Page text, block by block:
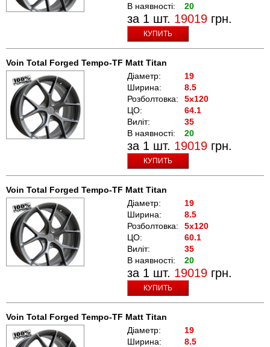
В наявності:
20
за 1 шт. 19019 грн.
КУПИТЬ
Voin Total Forged Tempo-TF Matt Titan
Діаметр:
19
Ширина:
8.5
Розболтовка:
5x120
ЦО:
64.1
Виліт:
35
В наявності:
20
за 1 шт. 19019 грн.
КУПИТЬ
Voin Total Forged Tempo-TF Matt Titan
Діаметр:
19
Ширина:
8.5
Розболтовка:
5x120
ЦО:
60.1
Виліт:
35
В наявності:
20
за 1 шт. 19019 грн.
КУПИТЬ
Voin Total Forged Tempo-TF Matt Titan
Діаметр:
19
Ширина:
8.5